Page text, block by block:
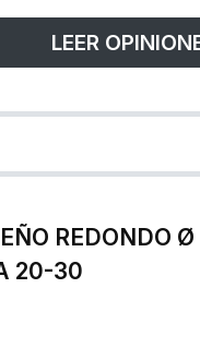
LEER
REDONDO
20-30